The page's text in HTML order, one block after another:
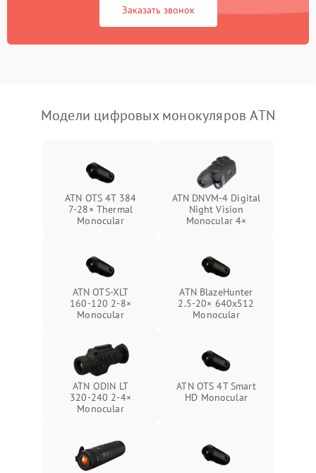
изображения
Проблемы с заземлением Подробнее →
Повреждение печатной
Подробнее →
Неисправность кнопок
Подробнее →
Заказать звонок
Модели цифровых монокуляров ATN
ATN OTS 4T 384
7‑28× Thermal
Monocular
ATN DNVM-4 Digital
Night Vision
Monocular 4×
ATN OTS‑XLT
160‑120 2‑8×
Monocular
ATN BlazeHunter
2.5‑20× 640x512
Monocular
ATN ODIN LT
320‑240 2‑4×
Monocular
ATN OTS 4T Smart
HD Monocular